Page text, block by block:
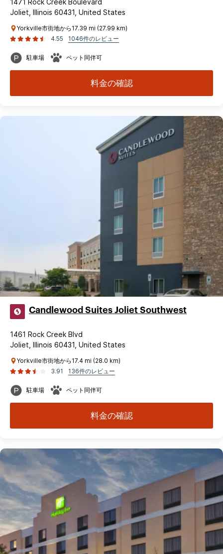
1471 Rock Creek Boulevard
Joliet, Illinois 60431, United States
Yorkville市街地から17.39 mi (27.99 km)
4.55
1046件のレビュー
駐車場 ペット同伴可
料金の確認
Candlewood Suites Joliet Southwest
1461 Rock Creek Blvd
Joliet, Illinois 60431, United States
Yorkville市街地から17.4 mi (28.0 km)
3.91
136件のレビュー
駐車場 ペット同伴可
料金の確認